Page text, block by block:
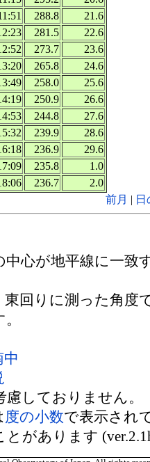
288.8
21.6
281.5
22.6
273.7
23.6
265.8
24.6
258.0
25.6
250.9
26.6
244.8
27.6
239.9
28.6
236.9
29.6
235.8
1.0
236.7
2.0
前月 |
中心が地平線に一致
東回りに測った角度
中
慮しておりません。
度の小数で表示され
があります